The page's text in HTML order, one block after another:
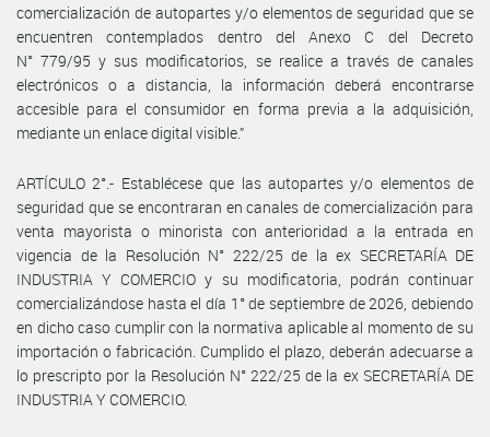
comercialización de autopartes y/o elementos de seguridad que se
encuentren contemplados dentro del Anexo C del Decreto
N° 779/95 y sus modificatorios, se realice a través de canales
electrónicos o a distancia, la información deberá encontrarse
accesible para el consumidor en forma previa a la adquisición,
mediante un enlace digital visible.”
ARTÍCULO 2°.- Establécese que las autopartes y/o elementos de
seguridad que se encontraran en canales de comercialización para
venta mayorista o minorista con anterioridad a la entrada en
vigencia de la Resolución N° 222/25 de la ex SECRETARÍA DE
INDUSTRIA Y COMERCIO y su modificatoria, podrán continuar
comercializándose hasta el día 1° de septiembre de 2026, debiendo
en dicho caso cumplir con la normativa aplicable al momento de su
importación o fabricación. Cumplido el plazo, deberán adecuarse a
lo prescripto por la Resolución N° 222/25 de la ex SECRETARÍA DE
INDUSTRIA Y COMERCIO.